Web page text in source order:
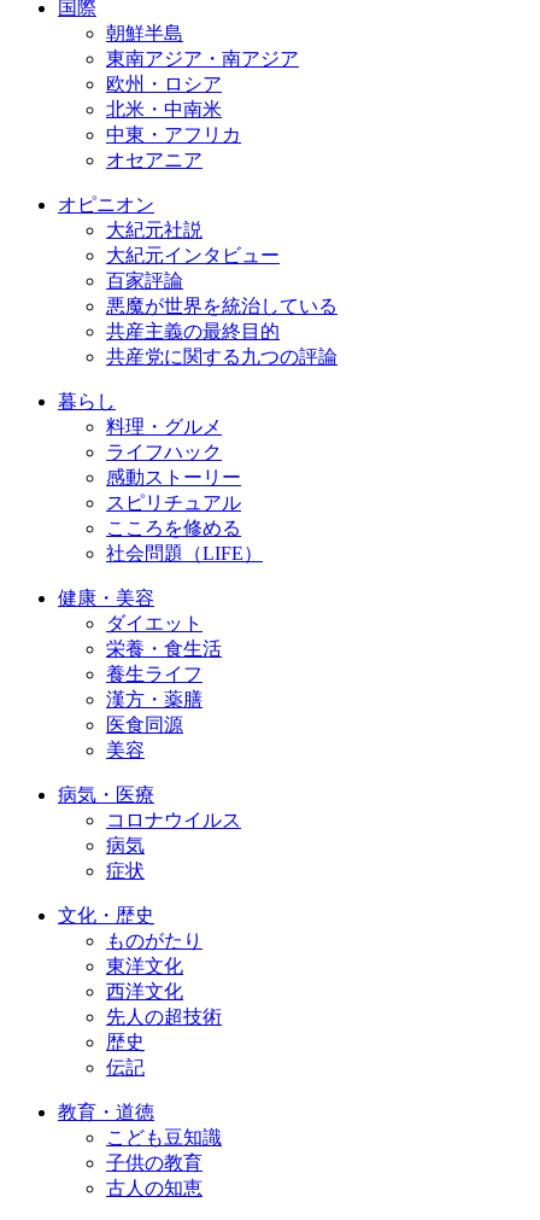
国際
朝鮮半島
東南アジア・南アジア
欧州・ロシア
北米・中南米
中東・アフリカ
オセアニア
オピニオン
大紀元社説
大紀元インタビュー
百家評論
悪魔が世界を統治している
共産主義の最終目的
共産党に関する九つの評論
暮らし
料理・グルメ
ライフハック
感動ストーリー
スピリチュアル
こころを修める
社会問題（LIFE）
健康・美容
ダイエット
栄養・食生活
養生ライフ
漢方・薬膳
医食同源
美容
病気・医療
コロナウイルス
病気
症状
文化・歴史
ものがたり
東洋文化
西洋文化
先人の超技術
歴史
伝記
教育・道徳
こども豆知識
子供の教育
古人の知恵